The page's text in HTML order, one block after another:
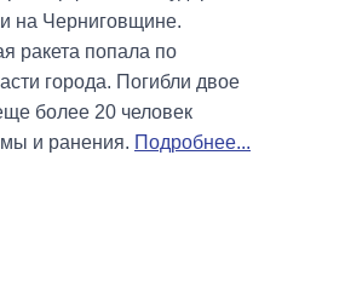
на Черниговщине.
ракета попала по
города. Погибли двое
более 20 человек
и ранения. Подробнее...